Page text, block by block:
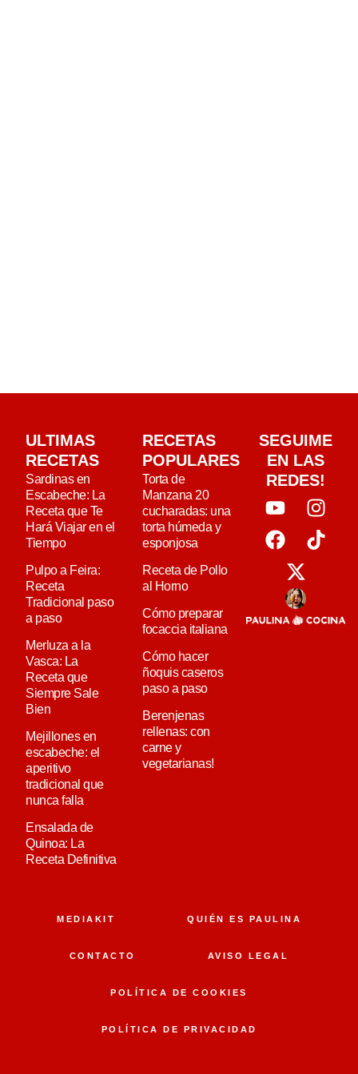
ULTIMAS
RECETAS
Sardinas en
Escabeche: La
Receta que Te
Hará Viajar en el
Tiempo
Pulpo a Feira:
Receta
Tradicional paso
a paso
Merluza a la
Vasca: La
Receta que
Siempre Sale
Bien
Mejillones en
escabeche: el
aperitivo
tradicional que
nunca falla
Ensalada de
Quinoa: La
Receta Definitiva
RECETAS
POPULARES
Torta de
Manzana 20
cucharadas: una
torta húmeda y
esponjosa
Receta de Pollo
al Horno
Cómo preparar
focaccia italiana
Cómo hacer
ñoquis caseros
paso a paso
Berenjenas
rellenas: con
carne y
vegetarianas!
SEGUIME
EN LAS
REDES!
MEDIAKIT QUIÉN ES PAULINA
CONTACTO AVISO LEGAL
POLÍTICA DE COOKIES
POLÍTICA DE PRIVACIDAD